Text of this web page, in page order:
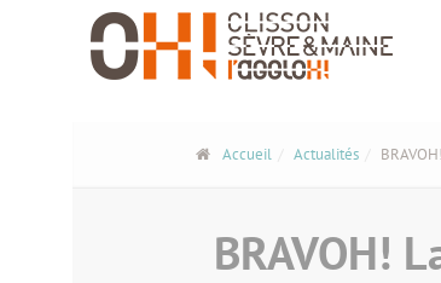
Accueil Actualités
BRAVOH!
Panneau de gestion des cookies